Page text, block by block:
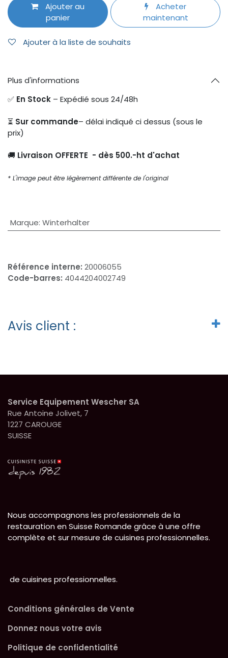
Ajouter au
panier
Acheter
maintenant
Ajouter à la liste de souhaits
Plus d'informations
✅ En Stock – Expédié sous 24/48h
⏳ Sur commande– délai indiqué ci dessus (sous le
prix)
🚚 Livraison OFFERTE - dès 500.-ht d'achat
* L'image peut être légèrement différente de l'original
Marque: Winterhalter
Référence interne: 20006055
Code-barres: 4044204002749
Avis client :
Service Equipement Wescher SA
Rue Antoine Jolivet, 7
1227 CAROUGE
SUISSE
Nous accompagnons les professionnels de la
restauration en Suisse Romande grâce à une offre
complète et sur mesure de cuisines professionnelles.
de cuisines professionnelles.
Conditions générales de Vente
Donnez nous votre avis
Politique de confidentialité